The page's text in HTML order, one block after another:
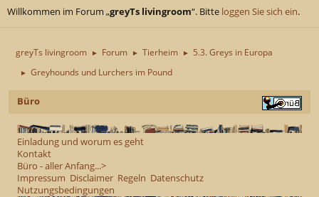
Willkommen im Forum „greyTs livingroom“. Bitte loggen Sie sich ein.
greyTs livingroom ► Forum ► Tierheim ► 5.3. Greys in Europa
► Greyhounds und Lurchers im Pound
Büro
Einladung und worum es geht
Kontakt
Büro - aller Anfang...>
Impressum Disclaimer Regeln Datenschutz
Nutzungsbedingungen